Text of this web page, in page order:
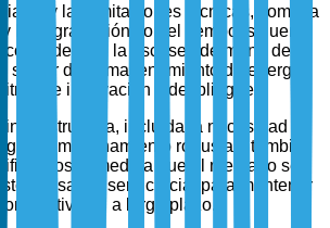
y las limitaciones técnicas, como la
la degradación con el tiempo, siguen
Además, la escasez de mano de
sector del almacenamiento de energía
de innovación y despliegue.
infraestructura, incluida la necesidad de
y almacenamiento robustas, también
A medida que el mercado se
desafíos será crucial para mantener
a largo plazo.